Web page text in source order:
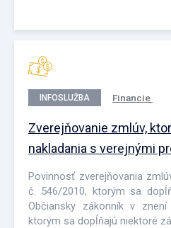
INFOSLUŽBA Financie
Zverejňovanie zmlúv,
nakladania s verejnými
Povinnosť zverejňovania
č. 546/2010, ktorým sa
Občiansky zákonník v
ktorým sa dopĺňajú niektoré